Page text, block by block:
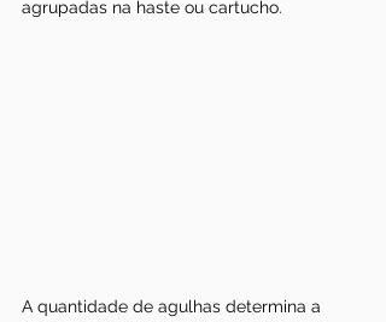
agrupadas na haste ou cartucho.
A quantidade de agulhas determina a